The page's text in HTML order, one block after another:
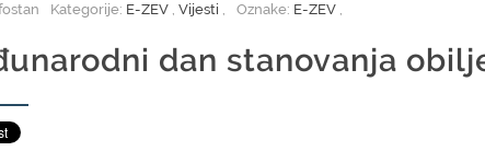
Kategorije: E-ZEV , Vijesti , Oznake: E-ZEV ,
dan stanovanja